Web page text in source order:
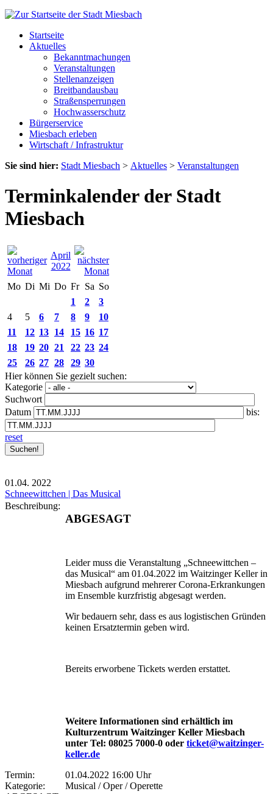
Startseite
Aktuelles
Bekanntmachungen
Veranstaltungen
Stellenanzeigen
Breitbandausbau
Straßensperrungen
Hochwasserschutz
Bürgerservice
Miesbach erleben
Wirtschaft / Infrastruktur
Sie sind hier: Stadt Miesbach > Aktuelles > Veranstaltungen
Terminkalender der Stadt
Miesbach
April
2022
Mo Di Mi Do Fr Sa So
1
2
3
4
5 6 7 8 9
10
11
12 13 14 15 16 17
18
19 20 21 22 23 24
25
26 27 28 29 30
Hier können Sie gezielt suchen:
Kategorie
Suchwort
Datum
bis:
reset
01.04. 2022
Schneewittchen | Das Musical
Beschreibung:
ABGESAGT
Leider muss die Veranstaltung „Schneewittchen –
das Musical“ am 01.04.2022 im Waitzinger Keller in
Miesbach aufgrund mehrerer Corona-Erkrankungen
im Ensemble kurzfristig abgesagt werden.
Wir bedauern sehr, dass es aus logistischen Gründen
keinen Ersatztermin geben wird.
Bereits erworbene Tickets werden erstattet.
Weitere Informationen sind erhältlich im
Kulturzentrum Waitzinger Keller Miesbach
unter Tel: 08025 7000-0 oder ticket@waitzinger-
keller.de
Termin:
01.04.2022 16:00 Uhr
Kategorie:
Musical / Oper / Operette